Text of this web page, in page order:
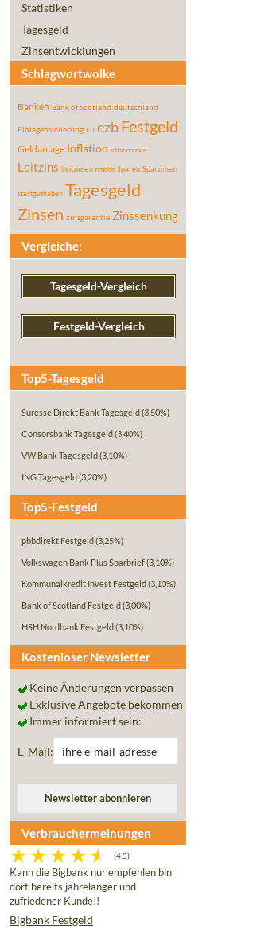
Statistiken
Tagesgeld
Zinsentwicklungen
Schlagwortwolke
Banken Bank of Scotland deutschland
Einlagensicherung EU ezbFestgeld
Geldanlage Inflation inflationsrate
Leitzins Leitzinsen rendite Sparen Sparzinsen
startguthaben Tagesgeld
Zinsen zinsgarantie Zinssenkung
Vergleiche:
Tagesgeld-Vergleich
Festgeld-Vergleich
Top5-Tagesgeld
Suresse Direkt Bank Tagesgeld (3,50%)
Consorsbank Tagesgeld (3,40%)
VW Bank Tagesgeld (3,10%)
ING Tagesgeld (3,20%)
Top5-Festgeld
pbbdirekt Festgeld (3,25%)
Volkswagen Bank Plus Sparbrief(3,10%)
Kommunalkredit Invest Festgeld (3,10%)
Bank of Scotland Festgeld (3,00%)
HSH Nordbank Festgeld (3,10%)
Kostenloser Newsletter
Keine Änderungen verpassen
Exklusive Angebote bekommen
Immer informiert sein:
E-Mail:
Verbrauchermeinungen
(4,5)
Kann die Bigbank nur empfehlen bin
dort bereits jahrelanger und
zufriedener Kunde!!
Bigbank Festgeld